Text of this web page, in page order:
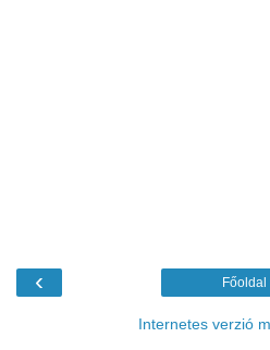
‹ Főoldal
Internetes verzió